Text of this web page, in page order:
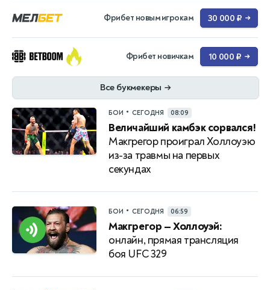
Фрибет новым игрокам 30 000 ₽ →
Фрибет новичкам 10 000 ₽ →
Все букмекеры →
БОИ • СЕГОДНЯ 08:09
Величайший камбэк сорвался!
Макгрегор проиграл Холлоуэю
из-за травмы на первых
секундах
БОИ • СЕГОДНЯ 06:59
Макгрегор — Холлоуэй:
онлайн, прямая трансляция
боя UFC 329